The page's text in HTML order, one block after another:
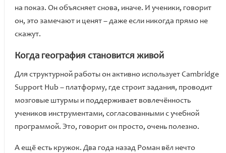
на показ. Он объясняет снова, иначе. И ученики, говорит
он, это замечают и ценят – даже если никогда прямо не
скажут.
Когда география становится живой
Для структурной работы он активно использует Cambridge
Support Hub – платформу, где строит задания, проводит
мозговые штурмы и поддерживает вовлечённость
учеников инструментами, согласованными с учебной
программой. Это, говорит он просто, очень полезно.
А ещё есть кружок. Два года назад Роман вёл нечто